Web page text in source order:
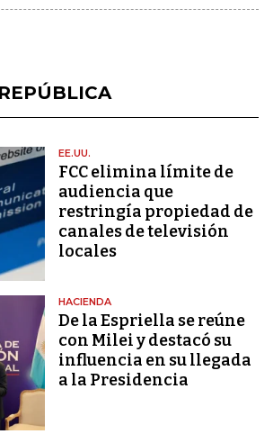
EE.UU.
FCC elimina límite de
audiencia que
restringía propiedad de
canales de televisión
locales
HACIENDA
De la Espriella se reúne
con Milei y destacó su
influencia en su llegada
a la Presidencia